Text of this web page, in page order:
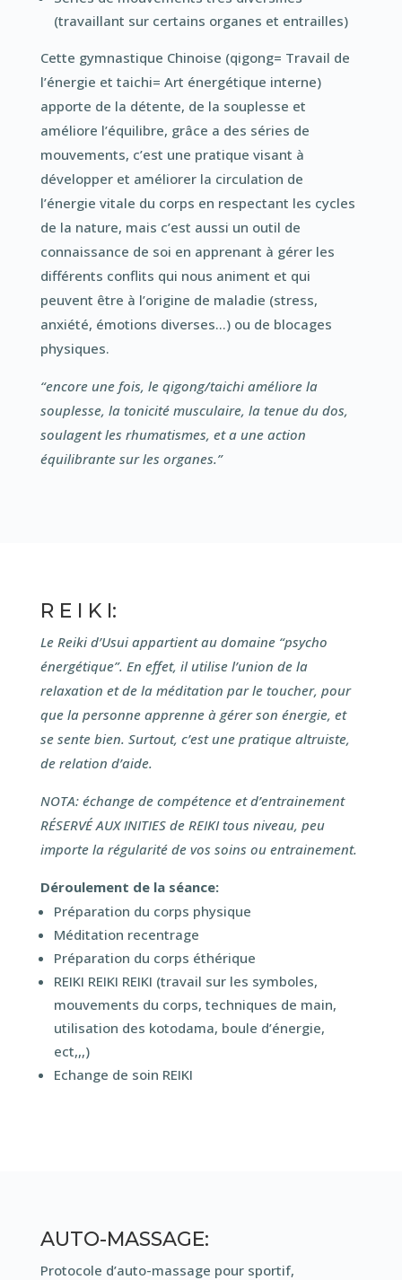
(travaillant sur certains organes et entrailles)
Cette gymnastique Chinoise (qigong= Travail de
l’énergie et taichi= Art énergétique interne)
apporte de la détente, de la souplesse et
améliore l’équilibre, grâce a des séries de
mouvements, c’est une pratique visant à
développer et améliorer la circulation de
l’énergie vitale du corps en respectant les cycles
de la nature, mais c’est aussi un outil de
connaissance de soi en apprenant à gérer les
différents conflits qui nous animent et qui
peuvent être à l’origine de maladie (stress,
anxiété, émotions diverses…) ou de blocages
physiques.
“encore une fois, le qigong/taichi améliore la
souplesse, la tonicité musculaire, la tenue du dos,
soulagent les rhumatismes, et a une action
équilibrante sur les organes.”
R E I K I:
Le Reiki d’Usui appartient au domaine “psycho
énergétique”. En effet, il utilise l’union de la
relaxation et de la méditation par le toucher, pour
que la personne apprenne à gérer son énergie, et
se sente bien. Surtout, c’est une pratique altruiste,
de relation d’aide.
NOTA: échange de compétence et d’entrainement
RÉSERVÉ AUX INITIES de REIKI tous niveau, peu
importe la régularité de vos soins ou entrainement.
Déroulement de la séance:
Préparation du corps physique
Méditation recentrage
Préparation du corps éthérique
REIKI REIKI REIKI (travail sur les symboles,
mouvements du corps, techniques de main,
utilisation des kotodama, boule d’énergie,
ect,,,)
Echange de soin REIKI
AUTO-MASSAGE:
Protocole d’auto-massage pour sportif,